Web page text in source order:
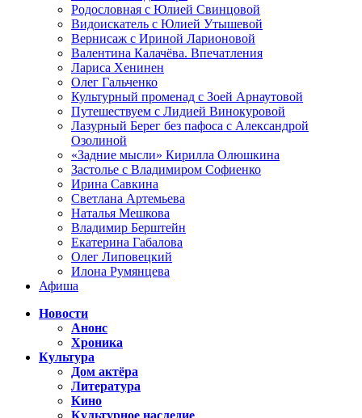
Родословная с Юлией Свинцовой
Видоискатель с Юлией Утышевой
Вернисаж с Ириной Ларионовой
Валентина Калачёва. Впечатления
Лариса Хенинен
Олег Гальченко
Культурный променад с Зоей Арнаутовой
Путешествуем с Лидией Винокуровой
Лазурный Берег без пафоса с Александрой
Озолиной
«Задние мысли» Кирилла Олюшкина
Застолье с Владимиром Софиенко
Ирина Савкина
Светлана Артемьева
Наталья Мешкова
Владимир Берштейн
Екатерина Габалова
Олег Липовецкий
Илона Румянцева
Афиша
Новости
Анонс
Хроника
Культура
Дом актёра
Литература
Кино